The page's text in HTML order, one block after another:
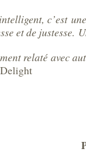
c’est
et de justesse.
relaté avec